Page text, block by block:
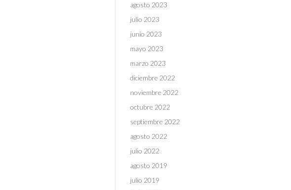
agosto 2023
julio 2023
junio 2023
mayo 2023
marzo 2023
diciembre 2022
noviembre 2022
octubre 2022
septiembre 2022
agosto 2022
julio 2022
agosto 2019
julio 2019